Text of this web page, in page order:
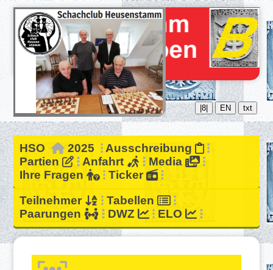
|8| EN txt
HSO 2025
Ausschreibung
Partien
Anfahrt
Media
Ihre Fragen
Ticker
Teilnehmer
Tabellen
Paarungen
DWZ ELO